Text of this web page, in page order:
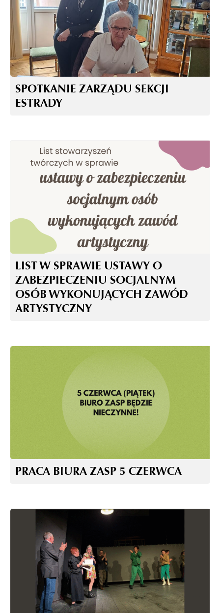
SPOTKANIE ZARZĄDU SEKCJI
ESTRADY
LIST W SPRAWIE USTAWY O
ZABEZPIECZENIU SOCJALNYM
OSÓB WYKONUJĄCYCH ZAWÓD
ARTYSTYCZNY
PRACA BIURA ZASP 5 CZERWCA